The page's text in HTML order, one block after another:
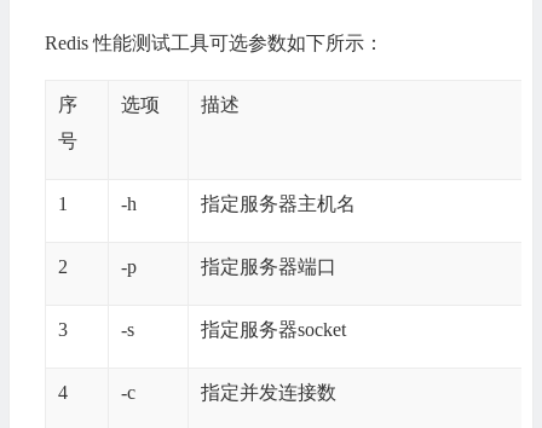
Redis 性能测试工具可选参数如下所示：
序
号
选项 描述
1 -h 指定服务器主机名
2 -p 指定服务器端口
3 -s 指定服务器socket
4 -c 指定并发连接数